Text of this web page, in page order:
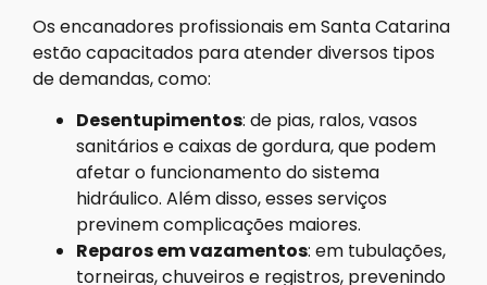
Os encanadores profissionais em Santa Catarina
estão capacitados para atender diversos tipos
de demandas, como:
Desentupimentos: de pias, ralos, vasos
sanitários e caixas de gordura, que podem
afetar o funcionamento do sistema
hidráulico. Além disso, esses serviços
previnem complicações maiores.
Reparos em vazamentos: em tubulações,
torneiras, chuveiros e registros, prevenindo